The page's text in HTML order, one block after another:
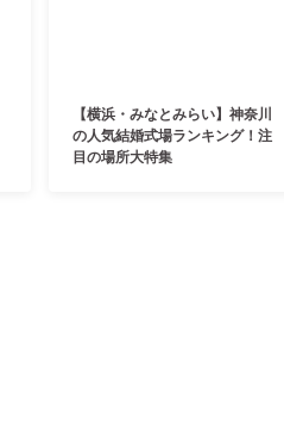
【横浜・みなとみらい】神奈川
の人気結婚式場ランキング！注
目の場所大特集